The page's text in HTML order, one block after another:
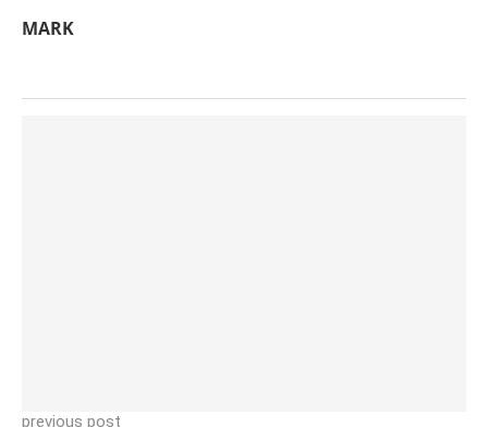
MARK
previous post